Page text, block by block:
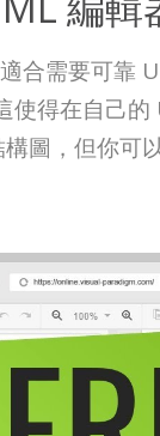
需要可靠
使得在自己
圖，但你